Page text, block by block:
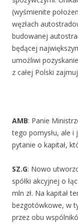
(wyśmienite
węzłach
budowanej
będącej
umożliwi
z całej Polski
AMB: Panie
tego pomysłu, ale
pytanie o kapitał,
SZ.G: Nowo
spółki akcyjnej o
mln zł. Na kapitał
bezgotówkowe, w
przez obu